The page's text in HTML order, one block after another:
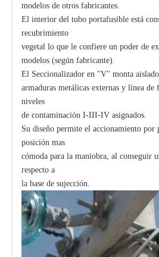
modelos de otros fabricantes.
El interior del tubo portafusible está
recubrimiento
vegetal lo que le confiere un poder de
modelos (según fabricante).
El Seccionalizador en "V" monta
armaduras metálicas externas y línea
niveles
de contaminación I-III-IV asignados.
Su diseño permite el accionamiento por
posición mas
cómoda para la maniobra, al conseguir
respecto a
la base de sujección.